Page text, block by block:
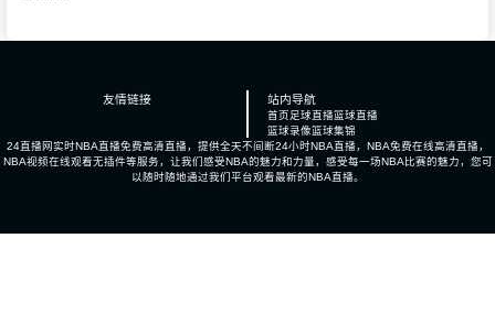
友情链接 站内导航
首页足球直播篮球直播
篮球录像篮球集锦
24直播网实时NBA直播免费高清直播，提供全天不间断24小时NBA直播，NBA免费在线高清直播，
NBA视频在线观看无插件等服务，让我们感受NBA的魅力和力量，感受每一场NBA比赛的魅力，您可
以随时随地通过我们平台观看最新的NBA直播。